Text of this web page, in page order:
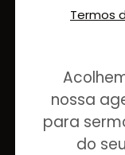
Termos
nossa
para
do